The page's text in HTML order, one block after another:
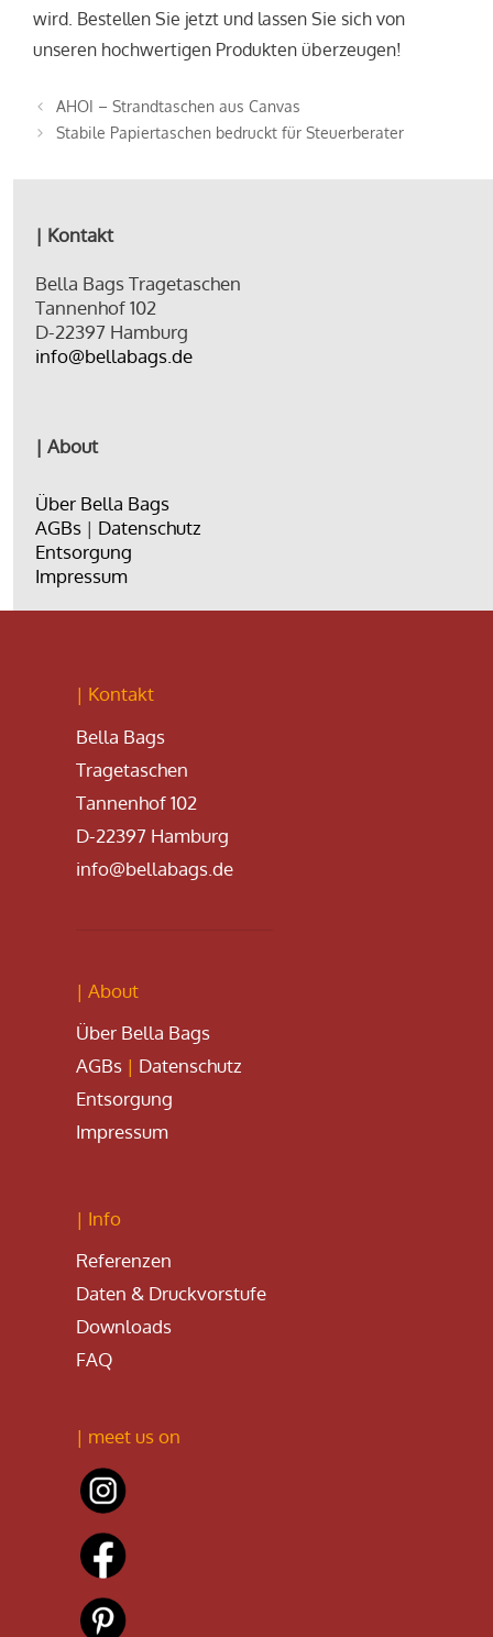
wird. Bestellen Sie jetzt und lassen Sie sich von
unseren hochwertigen Produkten überzeugen!
AHOI – Strandtaschen aus Canvas
Stabile Papiertaschen bedruckt für Steuerberater
| Kontakt
Bella Bags Tragetaschen
Tannenhof 102
D-22397 Hamburg
info@bellabags.de
| About
Über Bella Bags
AGBs | Datenschutz
Entsorgung
Impressum
| Kontakt
Bella Bags
Tragetaschen
Tannenhof 102
D-22397 Hamburg
info@bellabags.de
| About
Über Bella Bags
AGBs | Datenschutz
Entsorgung
Impressum
| Info
Referenzen
Daten & Druckvorstufe
Downloads
FAQ
| meet us on